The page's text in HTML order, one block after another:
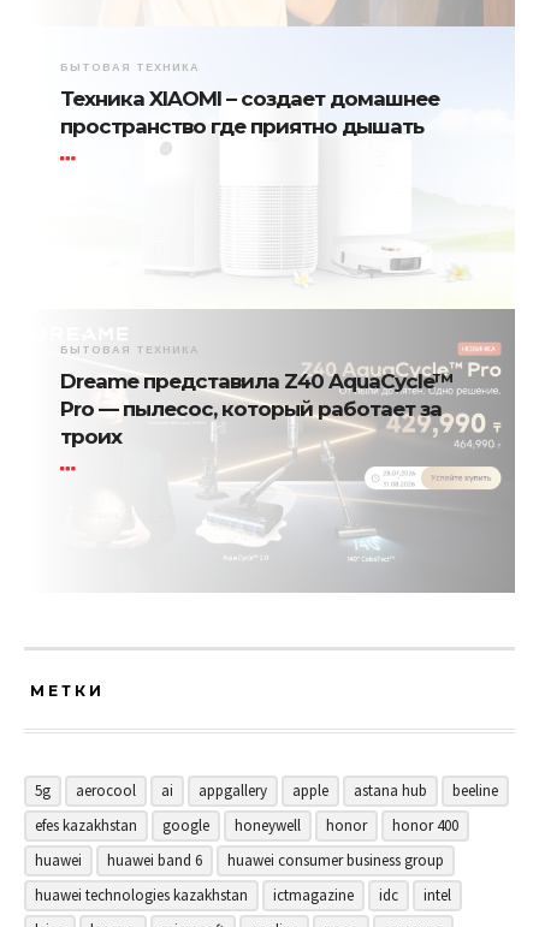
БЫТОВАЯ ТЕХНИКА
Техника XIAOMI – создает домашнее
пространство где приятно дышать
БЫТОВАЯ ТЕХНИКА
Dreame представила Z40 AquaCycle™
Pro — пылесос, который работает за
троих
МЕТКИ
5g aerocool ai appgallery apple astana hub
beeline
efes kazakhstan
google honeywell honor
honor 400
huawei
huawei band 6
huawei consumer business group
huawei technologies kazakhstan
ictmagazine idc
intel